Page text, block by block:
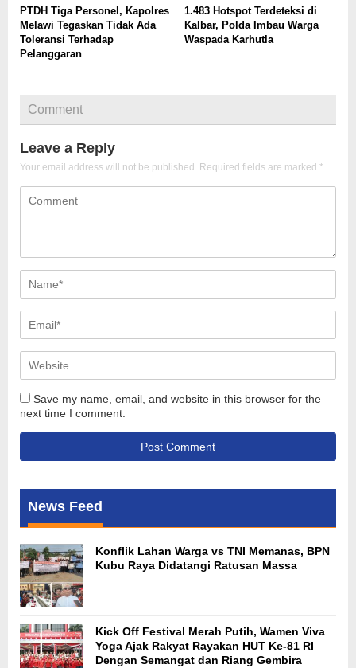
PTDH Tiga Personel, Kapolres
Melawi Tegaskan Tidak Ada
Toleransi Terhadap
Pelanggaran
1.483 Hotspot Terdeteksi di
Kalbar, Polda Imbau Warga
Waspada Karhutla
Comment
Leave a Reply
Your email address will not be published. Required fields are marked *
Save my name, email, and website in this browser for the
next time I comment.
News Feed
Konflik Lahan Warga vs TNI Memanas, BPN
Kubu Raya Didatangi Ratusan Massa
Kick Off Festival Merah Putih, Wamen Viva
Yoga Ajak Rakyat Rayakan HUT Ke-81 RI
Dengan Semangat dan Riang Gembira